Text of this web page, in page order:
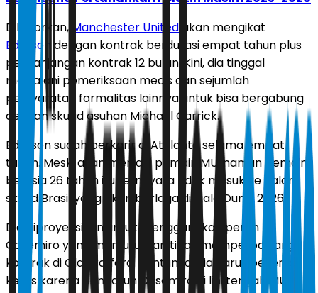
Dilaporkan, Manchester United akan mengikat
Ederson dengan kontrak berdurasi empat tahun plus
perpanjangan kontrak 12 bulan. Kini, dia tinggal
menjalani pemeriksaan medis dan sejumlah
persyaratan formalitas lainnya untuk bisa bergabung
dengan skuad asuhan Michael Carrick.
Ederson sudah berkarir di Atalanta selama empat
tahun. Meski akan menjadi pemain MU, namun pemain
berusia 26 tahun itu ternhyata tidak masuk ke dalam
skuad Brasil yang akan berlaga di Piala Dunia 2026.
Dia diproyeksikan untuk menggantikan peran
Casemiro yang memutuskan tidak memperpanjang
kontrak di Old Trafford. Tentunya, dia harus bekerja
keras karena pengaruh Casemiro di lini tengah MU